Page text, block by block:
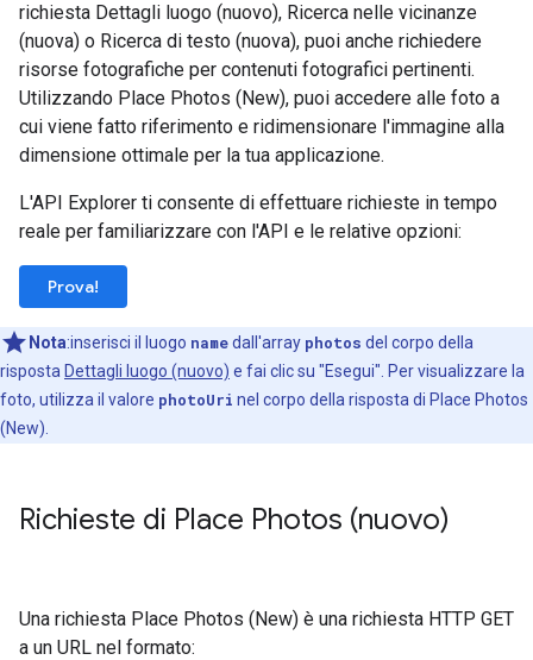
richiesta Dettagli luogo (nuovo), Ricerca nelle vicinanze
(nuova) o Ricerca di testo (nuova), puoi anche richiedere
risorse fotografiche per contenuti fotografici pertinenti.
Utilizzando Place Photos (New), puoi accedere alle foto a
cui viene fatto riferimento e ridimensionare l'immagine alla
dimensione ottimale per la tua applicazione.
L'API Explorer ti consente di effettuare richieste in tempo
reale per familiarizzare con l'API e le relative opzioni:
Prova!
Nota:inserisci il luogo namedall'array photos del corpo della
risposta Dettagli luogo (nuovo) e fai clic su "Esegui". Per visualizzare la
foto, utilizza il valore photoUri nel corpo della risposta di Place Photos
(New).
Richieste di Place Photos (nuovo)
Una richiesta Place Photos (New) è una richiesta HTTP GET
a un URL nel formato: